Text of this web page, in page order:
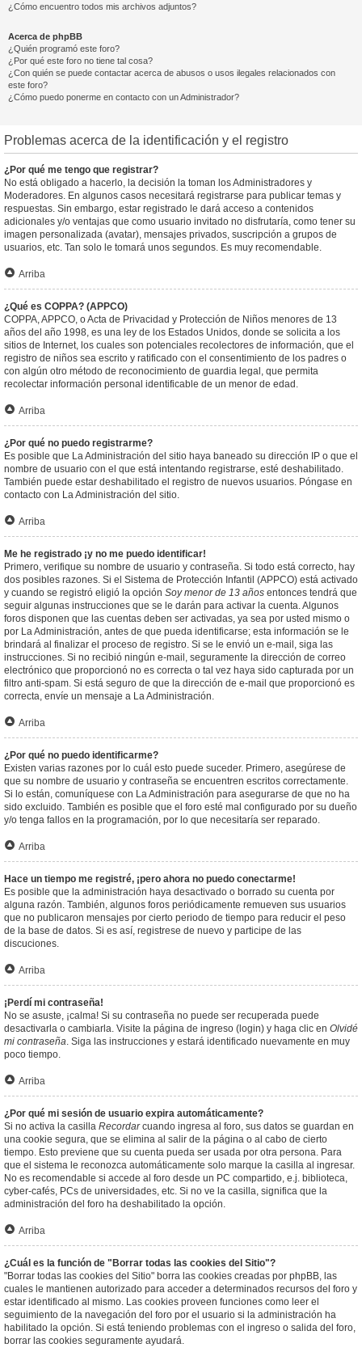
¿Cómo encuentro todos mis archivos adjuntos?
Acerca de phpBB
¿Quién programó este foro?
¿Por qué este foro no tiene tal cosa?
¿Con quién se puede contactar acerca de abusos o usos ilegales relacionados con
este foro?
¿Cómo puedo ponerme en contacto con un Administrador?
Problemas acerca de la identificación y el registro
¿Por qué me tengo que registrar?
No está obligado a hacerlo, la decisión la toman los Administradores y
Moderadores. En algunos casos necesitará registrarse para publicar temas y
respuestas. Sin embargo, estar registrado le dará acceso a contenidos
adicionales y/o ventajas que como usuario invitado no disfrutaría, como tener su
imagen personalizada (avatar), mensajes privados, suscripción a grupos de
usuarios, etc. Tan solo le tomará unos segundos. Es muy recomendable.
Arriba
¿Qué es COPPA? (APPCO)
COPPA, APPCO, o Acta de Privacidad y Protección de Niños menores de 13
años del año 1998, es una ley de los Estados Unidos, donde se solicita a los
sitios de Internet, los cuales son potenciales recolectores de información, que el
registro de niños sea escrito y ratificado con el consentimiento de los padres o
con algún otro método de reconocimiento de guardia legal, que permita
recolectar información personal identificable de un menor de edad.
Arriba
¿Por qué no puedo registrarme?
Es posible que La Administración del sitio haya baneado su dirección IP o que el
nombre de usuario con el que está intentando registrarse, esté deshabilitado.
También puede estar deshabilitado el registro de nuevos usuarios. Póngase en
contacto con La Administración del sitio.
Arriba
Me he registrado ¡y no me puedo identificar!
Primero, verifique su nombre de usuario y contraseña. Si todo está correcto, hay
dos posibles razones. Si el Sistema de Protección Infantil (APPCO) está activado
y cuando se registró eligió la opción Soy menor de 13 años entonces tendrá que
seguir algunas instrucciones que se le darán para activar la cuenta. Algunos
foros disponen que las cuentas deben ser activadas, ya sea por usted mismo o
por La Administración, antes de que pueda identificarse; esta información se le
brindará al finalizar el proceso de registro. Si se le envió un e-mail, siga las
instrucciones. Si no recibió ningún e-mail, seguramente la dirección de correo
electrónico que proporcionó no es correcta o tal vez haya sido capturada por un
filtro anti-spam. Si está seguro de que la dirección de e-mail que proporcionó es
correcta, envíe un mensaje a La Administración.
Arriba
¿Por qué no puedo identificarme?
Existen varias razones por lo cuál esto puede suceder. Primero, asegúrese de
que su nombre de usuario y contraseña se encuentren escritos correctamente.
Si lo están, comuníquese con La Administración para asegurarse de que no ha
sido excluido. También es posible que el foro esté mal configurado por su dueño
y/o tenga fallos en la programación, por lo que necesitaría ser reparado.
Arriba
Hace un tiempo me registré, ¡pero ahora no puedo conectarme!
Es posible que la administración haya desactivado o borrado su cuenta por
alguna razón. También, algunos foros periódicamente remueven sus usuarios
que no publicaron mensajes por cierto periodo de tiempo para reducir el peso
de la base de datos. Si es así, registrese de nuevo y participe de las
discuciones.
Arriba
¡Perdí mi contraseña!
No se asuste, ¡calma! Si su contraseña no puede ser recuperada puede
desactivarla o cambiarla. Visite la página de ingreso (login) y haga clic en Olvidé
mi contraseña. Siga las instrucciones y estará identificado nuevamente en muy
poco tiempo.
Arriba
¿Por qué mi sesión de usuario expira automáticamente?
Si no activa la casilla Recordarcuando ingresa al foro, sus datos se guardan en
una cookie segura, que se elimina al salir de la página o al cabo de cierto
tiempo. Esto previene que su cuenta pueda ser usada por otra persona. Para
que el sistema le reconozca automáticamente solo marque la casilla al ingresar.
No es recomendable si accede al foro desde un PC compartido, e.j. biblioteca,
cyber-cafés, PCs de universidades, etc. Si no ve la casilla, significa que la
administración del foro ha deshabilitado la opción.
Arriba
¿Cuál es la función de "Borrar todas las cookies del Sitio"?
"Borrar todas las cookies del Sitio" borra las cookies creadas por phpBB, las
cuales le mantienen autorizado para acceder a determinados recursos del foro y
estar identificado al mismo. Las cookies proveen funciones como leer el
seguimiento de la navegación del foro por el usuario si la administración ha
habilitado la opción. Si está teniendo problemas con el ingreso o salida del foro,
borrar las cookies seguramente ayudará.